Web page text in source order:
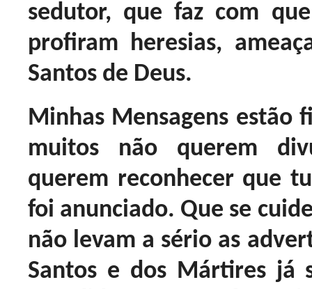
sedutor, que faz com
profiram heresias,
Santos de Deus.
Minhas Mensagens estão
muitos não querem
querem reconhecer que
foi anunciado. Que se
não levam a sério as
Santos e dos Mártires já